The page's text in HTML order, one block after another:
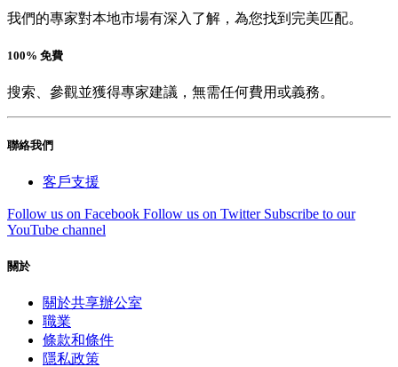
我們的專家對本地市場有深入了解，為您找到完美匹配。
100% 免費
搜索、參觀並獲得專家建議，無需任何費用或義務。
聯絡我們
客戶支援
Follow us on Facebook Follow us on Twitter Subscribe to our
YouTube channel
關於
關於共享辦公室
職業
條款和條件
隱私政策